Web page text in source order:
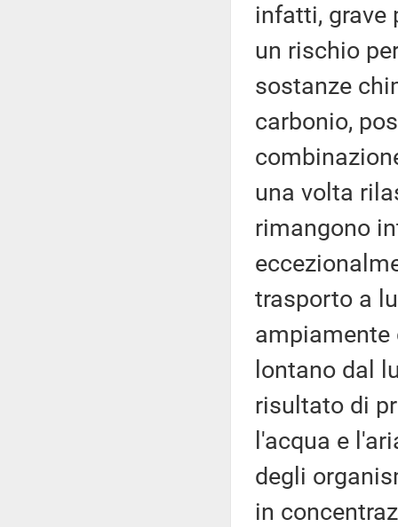
infatti, grave
un rischio
sostanze
carbonio,
una volta
rimangono
trasporto a
ampiamente
lontano dal
risultato di
l'acqua e
degli
in